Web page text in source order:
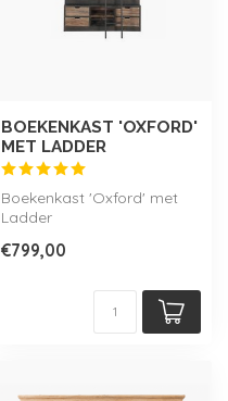
BOEKENKAST 'OXFORD'
MET LADDER
Boekenkast 'Oxford' met
Ladder
€799,00